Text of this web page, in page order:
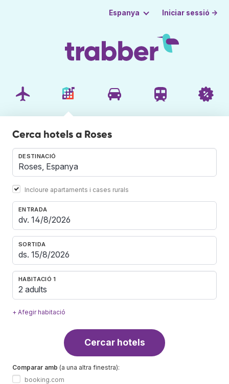
Espanya Iniciar sessió →
Cerca hotels a Roses
DESTINACIÓ
Incloure apartaments i cases rurals
ENTRADA
SORTIDA
HABITACIÓ 1
2 adults
+ Afegir habitació
Cercar hotels
Comparar amb (a una altra finestra):
booking.com